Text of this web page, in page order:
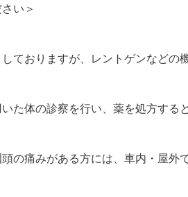
い＞
ておりますが、レントゲンなどの
た体の診察を行い、薬を処方する
の痛みがある方には、車内・屋外